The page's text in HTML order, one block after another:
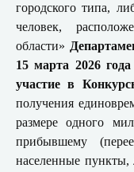
городского типа,
человек,
области»
15марта 2026
участие в
получения
размере одного
прибывшему
населенные пункты,